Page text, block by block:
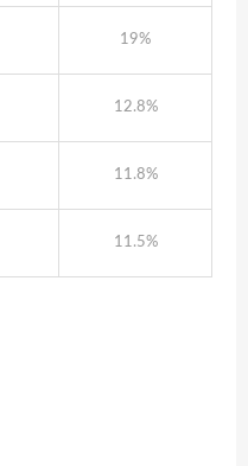
19%
12.8%
11.8%
11.5%